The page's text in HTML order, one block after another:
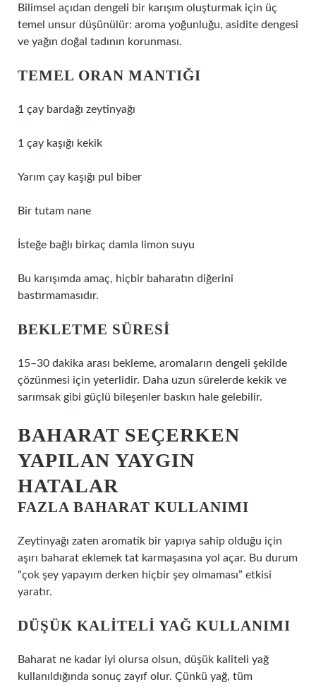
Bilimsel açıdan dengeli bir karışım oluşturmak için üç
temel unsur düşünülür: aroma yoğunluğu, asidite dengesi
ve yağın doğal tadının korunması.
TEMEL ORAN MANTIĞI
1 çay bardağı zeytinyağı
1 çay kaşığı kekik
Yarım çay kaşığı pul biber
Bir tutam nane
İsteğe bağlı birkaç damla limon suyu
Bu karışımda amaç, hiçbir baharatın diğerini
bastırmamasıdır.
BEKLETME SÜRESI
15–30 dakika arası bekleme, aromaların dengeli şekilde
çözünmesi için yeterlidir. Daha uzun sürelerde kekik ve
sarımsak gibi güçlü bileşenler baskın hale gelebilir.
BAHARAT SEÇERKEN
YAPILAN YAYGIN
HATALAR
FAZLA BAHARAT KULLANIMI
Zeytinyağı zaten aromatik bir yapıya sahip olduğu için
aşırı baharat eklemek tat karmaşasına yol açar. Bu durum
“çok şey yapayım derken hiçbir şey olmaması” etkisi
yaratır.
DÜŞÜK KALITELI YAĞ KULLANIMI
Baharat ne kadar iyi olursa olsun, düşük kaliteli yağ
kullanıldığında sonuç zayıf olur. Çünkü yağ, tüm